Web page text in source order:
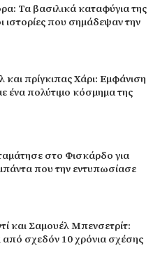
Τα βασιλικά καταφύγια της
ιστορίες που σημάδεψαν την
πρίγκιπας Χάρι: Εμφάνιση
ένα πολύτιμο κόσμημα της
στο Φισκάρδο για
που την εντυπωσίασε
και Σαμουέλ Μπενσετρίτ:
από σχεδόν 10 χρόνια σχέσης